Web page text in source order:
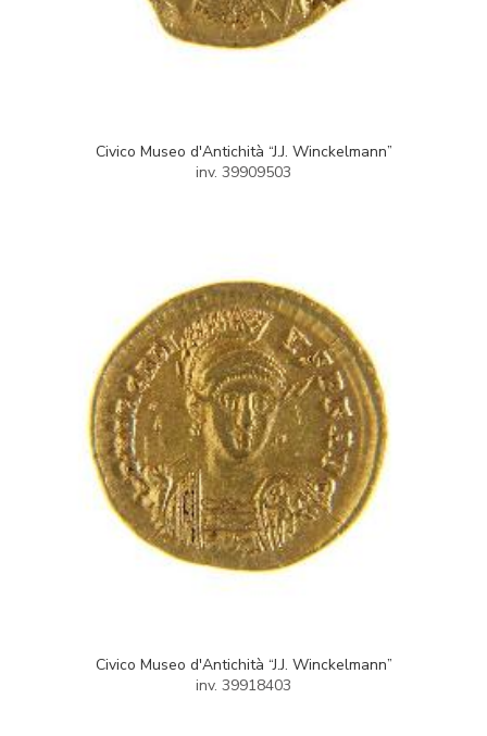
Civico Museo d'Antichità “J.J. Winckelmann”
inv. 39909503
Civico Museo d'Antichità “J.J. Winckelmann”
inv. 39918403